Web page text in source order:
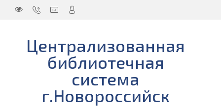
Централизованная
библиотечная
система
г.Новороссийск